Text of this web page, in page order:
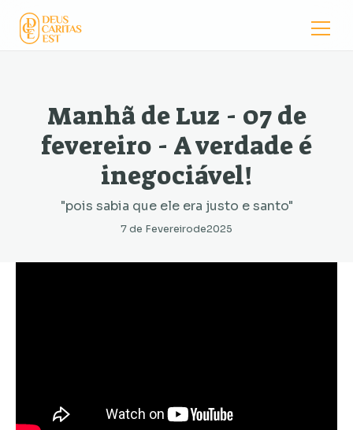
Manhã de Luz - 07 de
fevereiro - A verdade é
inegociável!
"pois sabia que ele era justo e santo"
7 de Fevereirode2025